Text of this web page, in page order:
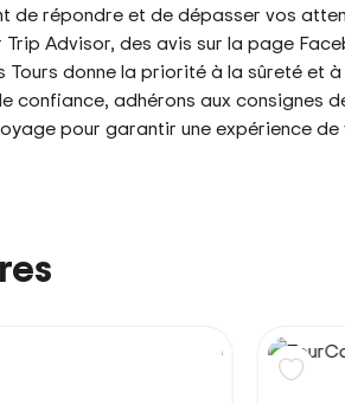
de répondre et de dépasser vos
Advisor, des avis sur la page
Tours donne la priorité à la sûreté et
confiance, adhérons aux consignes
pour garantir une expérience